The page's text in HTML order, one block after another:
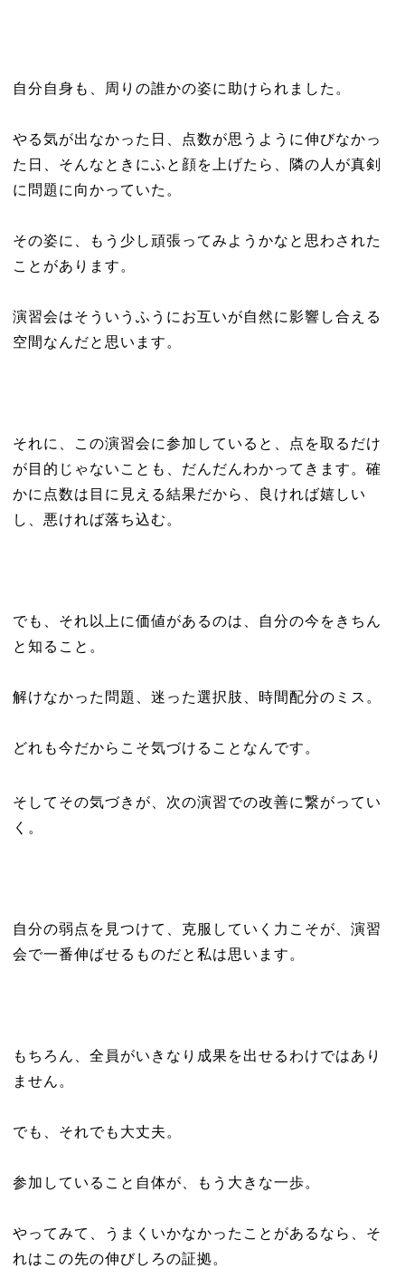
自分自身も、周りの誰かの姿に助けられました。
やる気が出なかった日、点数が思うように伸びなかっ
た日、そんなときにふと顔を上げたら、隣の人が真剣
に問題に向かっていた。
その姿に、もう少し頑張ってみようかなと思わされた
ことがあります。
演習会はそういうふうにお互いが自然に影響し合える
空間なんだと思います。
それに、この演習会に参加していると、点を取るだけ
が目的じゃないことも、だんだんわかってきます。確
かに点数は目に見える結果だから、良ければ嬉しい
し、悪ければ落ち込む。
でも、それ以上に価値があるのは、自分の今をきちん
と知ること。
解けなかった問題、迷った選択肢、時間配分のミス。
どれも今だからこそ気づけることなんです。
そしてその気づきが、次の演習での改善に繋がってい
く。
自分の弱点を見つけて、克服していく力こそが、演習
会で一番伸ばせるものだと私は思います。
もちろん、全員がいきなり成果を出せるわけではあり
ません。
でも、それでも大丈夫。
参加していること自体が、もう大きな一歩。
やってみて、うまくいかなかったことがあるなら、そ
れはこの先の伸びしろの証拠。